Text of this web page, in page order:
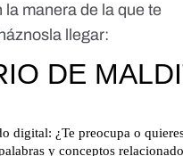
manera de la que te
llegar: